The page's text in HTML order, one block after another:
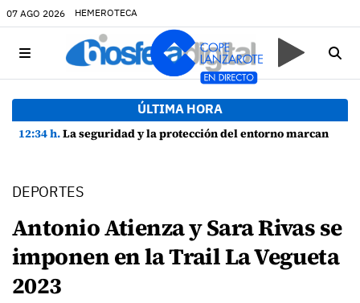
07 AGO 2026 HEMEROTECA
ÚLTIMA HORA
12:34 h.La seguridad y la protección del entorno marcan la planificación de las Fiestas de La Caleta de Famara
DEPORTES
Antonio Atienza y Sara Rivas se
imponen en la Trail La Vegueta
2023